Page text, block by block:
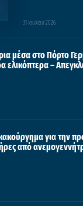
31 Ιουλίου 2026
μέσα στο Πόρτο
ελικόπτερα –
για την
από